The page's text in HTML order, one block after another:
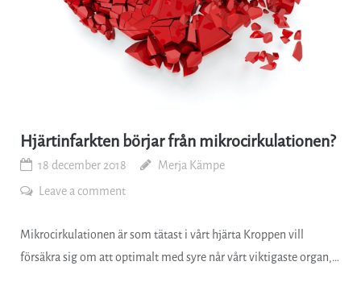
Hjärtinfarkten börjar från mikrocirkulationen?
18 december 2018
Merja Kämpe
Leave a comment
Mikrocirkulationen är som tätast i vårt hjärta Kroppen vill
försäkra sig om att optimalt med syre når vårt viktigaste organ,…